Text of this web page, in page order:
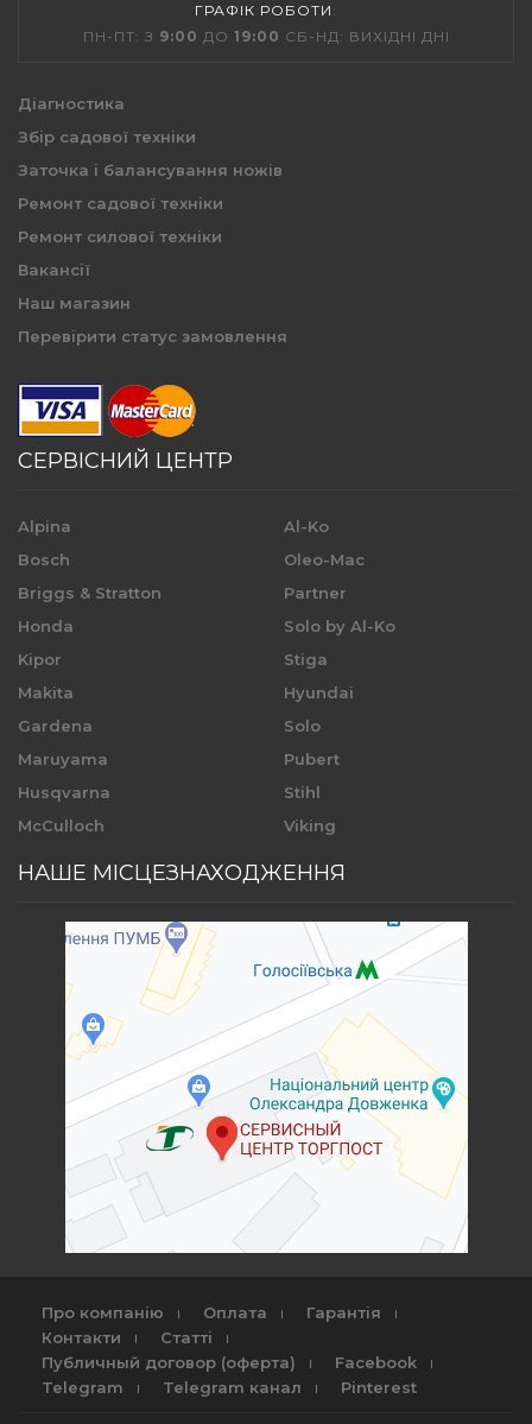
ГРАФІК РОБОТИ :
ПН-ПТ: З 9:00 ДО 19:00 СБ-НД: ВИХІДНІ ДНІ
Діагностика
Збір садової техніки
Заточка і балансування ножів
Ремонт садової техніки
Ремонт силової техніки
Вакансії
Наш магазин
Перевірити статус замовлення
СЕРВІСНИЙ ЦЕНТР
Alpina
Bosch
Briggs & Stratton
Honda
Kipor
Makita
Gardena
Maruyama
Husqvarna
McCulloch
Al-Ko
Oleo-Mac
Partner
Solo by Al-Ko
Stiga
Hyundai
Solo
Pubert
Stihl
Viking
НАШЕ МІСЦЕЗНАХОДЖЕННЯ
Про компанію Оплата
Гарантія
Контакти
Статті
Публичный договор (оферта)
Facebook
Telegram
Telegram канал Pinterest